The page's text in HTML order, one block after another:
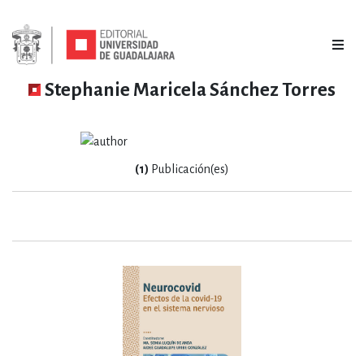
Stephanie Maricela Sánchez Torres
(1) Publicación(es)